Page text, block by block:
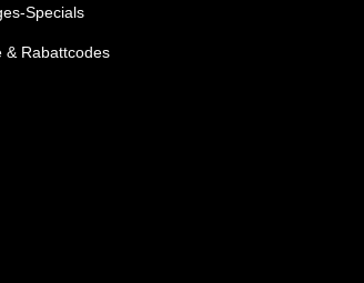
Specials
& Rabattcodes